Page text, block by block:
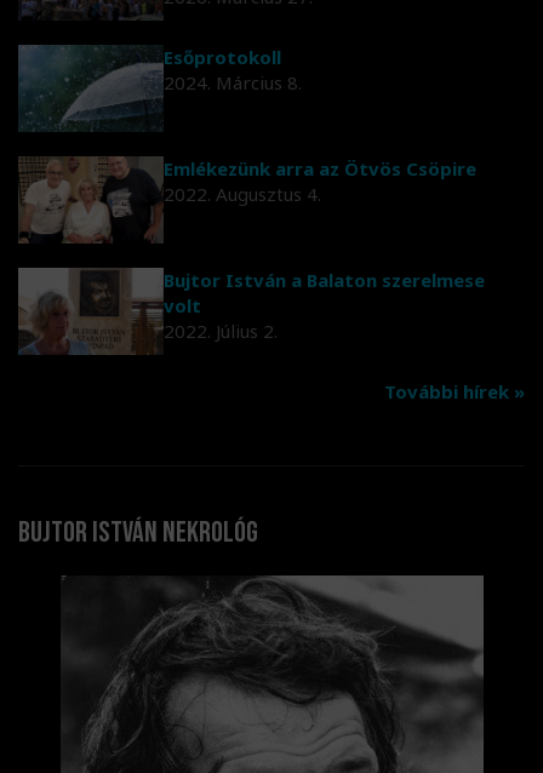
Esőprotokoll
2024. Március 8.
Emlékezünk arra az Ötvös Csöpire
2022. Augusztus 4.
Bujtor István a Balaton szerelmese
volt
2022. Július 2.
További hírek »
Bujtor István nekrológ